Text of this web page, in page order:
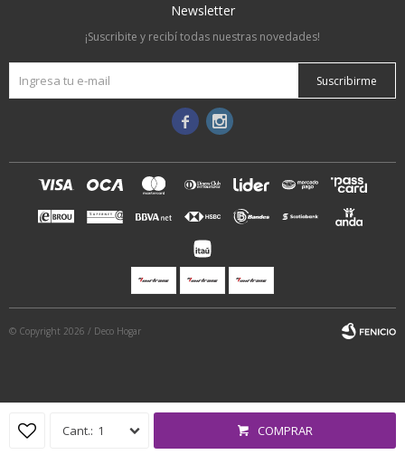
1 COMPRAR
Newsletter
¡Suscribite y recibí todas nuestras novedades!
Suscribirme
 
© Copyright 2026 / Deco Hogar
Fenicio